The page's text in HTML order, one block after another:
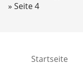
Seite 4
Startseite